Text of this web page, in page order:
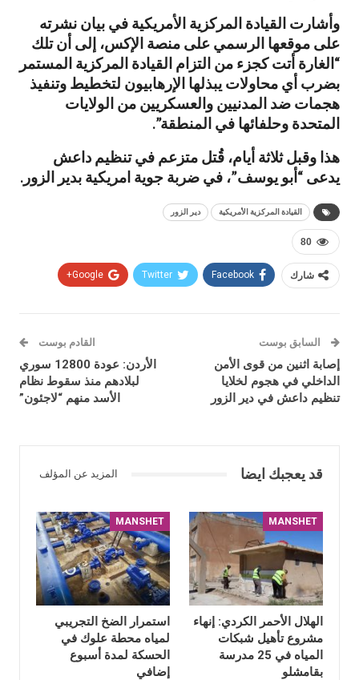
وأشارت القيادة المركزية الأمريكية في بيان نشرته
على موقعها الرسمي على منصة الإكس، إلى أن تلك
“الغارة أتت كجزء من التزام القيادة المركزية المستمر
بضرب أي محاولات يبذلها الإرهابيون لتخطيط وتنفيذ
هجمات ضد المدنيين والعسكريين من الولايات
المتحدة وحلفائها في المنطقة”.
هذا وقبل ثلاثة أيام، قُتل متزعم في تنظيم داعش
يدعى “أبو يوسف”، في ضربة جوية امريكية بدير الزور.
القيادة المركزية الأمريكية دير الزور
80
شارك Facebook
Twitter
Google+
السابق بوست
إصابة اثنين من قوى الأمن
الداخلي في هجوم لخلايا
تنظيم داعش في دير الزور
القادم بوست
الأردن: عودة 12800 سوري
لبلادهم منذ سقوط نظام
الأسد منهم “لاجئون”
قد يعجبك ايضا المزيد عن المؤلف
MANSHET
الهلال الأحمر الكردي: إنهاء
مشروع تأهيل شبكات
المياه في 25 مدرسة
بقامشلو
MANSHET
استمرار الضخ التجريبي
لمياه محطة علوك في
الحسكة لمدة أسبوع
إضافي